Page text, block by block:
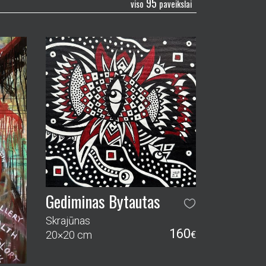
viso paveikslai
Gediminas Bytautas
Skrajūnas
20×20 cm
160€